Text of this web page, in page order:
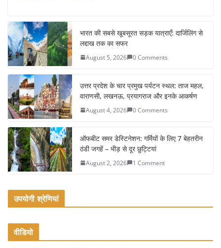
c
e
b
o
o
k
itt
er e
भारत की सबसे खूबसूरत सड़क यात्राएँ: दार्जिलिंग से
लद्दाख तक का सफर
August 5, 2026 0 Comments
उत्तर प्रदेश के चार प्रमुख पर्यटन स्थल: ताज महल,
वाराणसी, लखनऊ, प्रयागराज और इनके आकर्षण
August 4, 2026 0 Comments
ऑफबीट समर डेस्टिनेशन: गर्मियों के लिए 7 बेहतरीन
ठंडी जगहें – भीड़ से दूर छुट्टियां
August 2, 2026 1 Comment
उपयोगी श्रेणियां
वीडियो